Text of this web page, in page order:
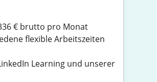
€ brutto pro Monat
flexible Arbeitszeiten
Learning und unserer